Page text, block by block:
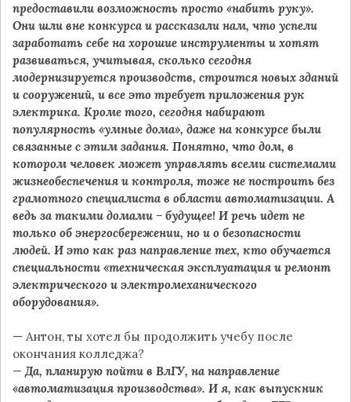
предоставили возможность просто «набить руку».
Они шли вне конкурса и рассказали нам, что успели
заработать себе на хорошие инструменты и хотят
развиваться, учитывая, сколько сегодня
модернизируется производств, строится новых зданий
и сооружений, и все это требует приложения рук
электрика. Кроме того, сегодня набирают
популярность «умные дома», даже на конкурсе были
связанные с этим задания. Понятно, что дом, в
котором человек может управлять всеми системами
жизнеобеспечения и контроля, тоже не построить без
грамотного специалиста в области автоматизации. А
ведь за такими домами – будущее! И речь идет не
только об энергосбережении, но и о безопасности
людей. И это как раз направление тех, кто обучается
специальности «техническая эксплуатация и ремонт
электрического и электромеханического
оборудования».
— Антон, ты хотел бы продолжить учебу после
окончания колледжа?
— Да, планирую пойти в ВлГУ, на направление
«автоматизация производства». И я, как выпускник